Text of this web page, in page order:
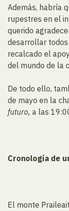
Además, habría
rupestres en el
querido
desarrollar
recalcado el
del mundo de la
De todo ello,
de mayo en la
futuro, a las
Cronología de
El monte